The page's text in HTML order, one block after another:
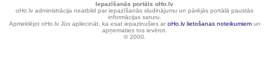
Iepazīšanās portāls oHo.lv
oHo.lv administrācija neatbild par iepazīšanās sludinājumu un pārējās portālā paustās
informācijas saturu.
Apmeklējot oHo.lv Jūs apliecināt, ka esat iepazinušies ar oHo.lv lietošanas noteikumiemun
apņematies tos ievērot.
© 2000.